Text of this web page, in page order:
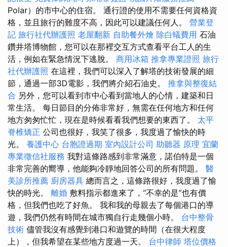
Polar）的市中心的住宿。 通行證的使用不需要任何資格資
格，並且旅行的難度不高，因此可以建議任何人。 營業登
記 旅行社代辦護照 老屋翻新 自助餐外燴 除白蟻費用 石油
鑽井塔博物館，您可以在那裡交互方式查看平台工人的生
活，例如在緊急情況下逃脫。 商用冰箱 推拿專業證照 旅行
社代辦護照 在這裡，我們可以深入了解塔的技術發展的細
節，通過一部3D電影，我們將介紹石油史。 推拿與整復結
合 另外，您可以看到市中心看到當地人的心情，建築和日
常生活。 每日節目的分佈非常好，無需在任何地方和任何
地方匆匆忙忙，現在是時候看看我們想要的東西了。 太平
脊椎矯正 公司也很好，我笑了很多，我度過了愉快的時
光。 養護中心 台胞證過期 室內設計公司 助聽器 原理 宜蘭
專業徵信社服務 我對這條路感到非常滿意，諾伯特是一個
非常完善的嚮導，他能夠冷靜地回答公司的所有問題。 醫
美診所推薦 廚房器具 總而言之，這條路很好，我度過了愉
快的時光。 離婚 敷料指示都進來了，“不幸的是”也有價
格，但我們也吃了好魚。 我和我的母親去了每個港口的導
遊，我們仍然有時間在城市獨自行走幾個小時。 台中整骨
技術 儘管我沒有感覺到港口和遊覽的時間（在很大程度
上），但我希望在某些地方度過一天。 台中律師 塔位價格